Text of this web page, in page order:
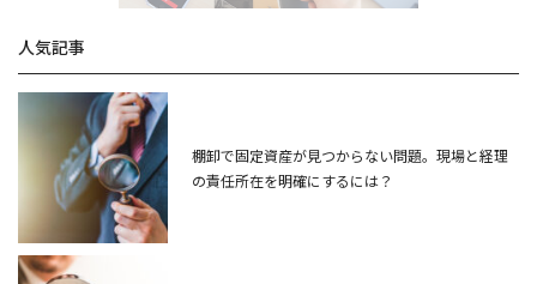
人気記事
棚卸で固定資産が見つからない問題。現場と経理
の責任所在を明確にするには？